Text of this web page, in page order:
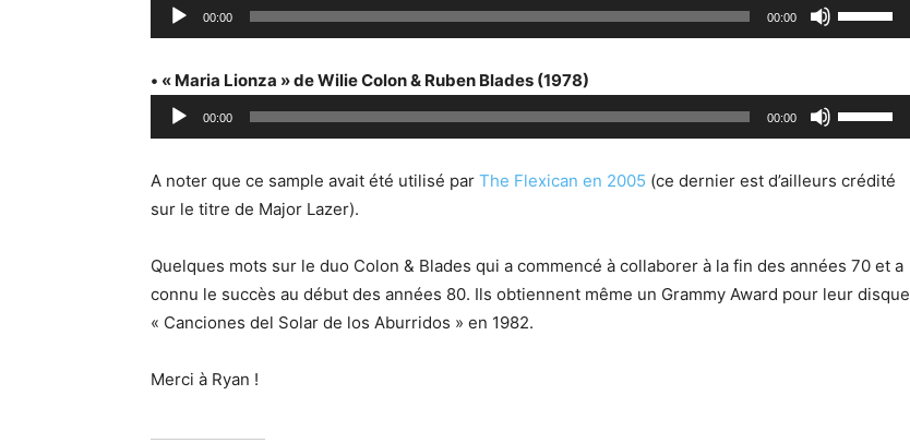
e
t
r
a
d
i
o
00:00 00:00
t
l
i
e
e
s
• « Maria Lionza » de Wilie Colon & Ruben Blades (1978)
e
t
e
r
a
u
i
00:00 00:00
t
e
z
A noter que ce sample avait été utilisé par The Flexican en 2005 (ce dernier est d’ailleurs crédité
sur le titre de Major Lazer).
Quelques mots sur le duo Colon & Blades qui a commencé à collaborer à la fin des années 70 et a
connu le succès au début des années 80. Ils obtiennent même un Grammy Award pour leur disque
« Canciones del Solar de los Aburridos » en 1982.
Merci à Ryan !